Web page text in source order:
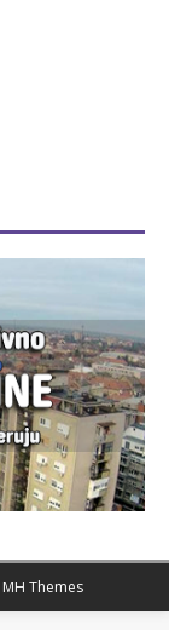
MH Themes